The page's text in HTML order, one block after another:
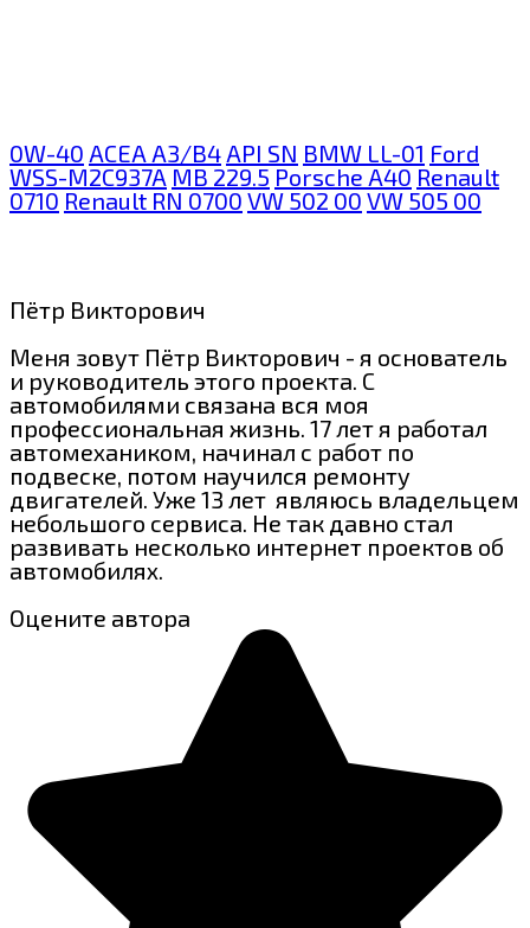
0W-40 ACEA A3/B4 API SN BMW LL-01 Ford
WSS-M2C937A MB 229.5 Porsche A40 Renault
0710 Renault RN 0700 VW 502 00 VW 505 00
Пётр Викторович
Меня зовут Пётр Викторович - я основатель
и руководитель этого проекта. С
автомобилями связана вся моя
профессиональная жизнь. 17 лет я работал
автомехаником, начинал с работ по
подвеске, потом научился ремонту
двигателей. Уже 13 лет являюсь владельцем
небольшого сервиса. Не так давно стал
развивать несколько интернет проектов об
автомобилях.
Оцените автора